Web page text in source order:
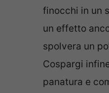
finocchi in un
un effetto
spolvera un
Cospargi
panatura e